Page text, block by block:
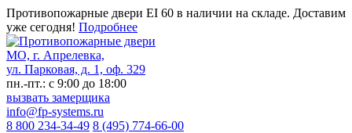
Противопожарные двери EI 60 в наличии на складе. Доставим
уже сегодня! Подробнее
МО, г. Апрелевка,
ул. Парковая, д. 1, оф. 329
пн.-пт.: с 9:00 до 18:00
вызвать замерщика
info@fp-systems.ru
8 800 234-34-49 8 (495) 774-66-00